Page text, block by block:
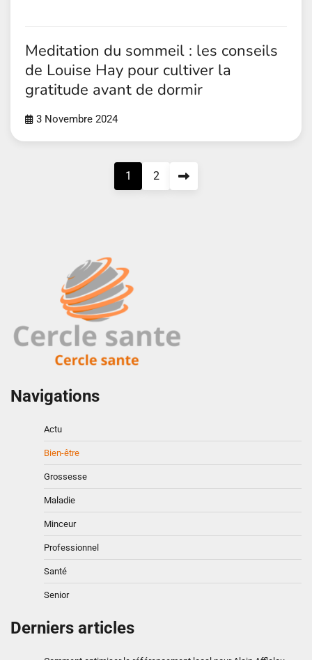
Meditation du sommeil : les conseils
de Louise Hay pour cultiver la
gratitude avant de dormir
3 Novembre 2024
1 2
Navigations
Actu
Bien-être
Grossesse
Maladie
Minceur
Professionnel
Santé
Senior
Derniers articles